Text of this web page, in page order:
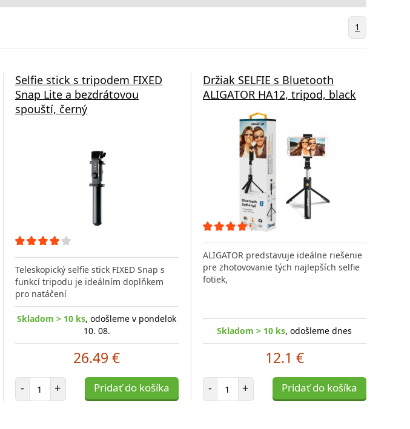
1
Selfie stick s tripodem FIXED
Snap Lite a bezdrátovou
spouští, černý
Teleskopický selfie stick FIXED Snap s
funkcí tripodu je ideálním doplňkem
pro natáčení
Skladom > 10 ks, odošleme v pondelok
10. 08.
26.49 €
- Počet položiek
+ Pridať do košíka
Držiak SELFIE s Bluetooth
ALIGATOR HA12, tripod, black
ALIGATOR predstavuje ideálne riešenie
pre zhotovovanie tých najlepších selfie
fotiek,
Skladom > 10 ks, odošleme dnes
12.1 €
- Počet položiek
+ Pridať do košíka